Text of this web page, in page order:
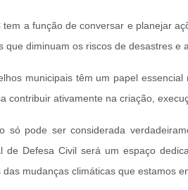
tem a função de conversar e planejar
que diminuam os riscos de desastres e
municipais têm um papel
contribuir ativamente na criação,
só pode ser considerada
de Defesa Civil será um espaço
das mudanças climáticas que estamos